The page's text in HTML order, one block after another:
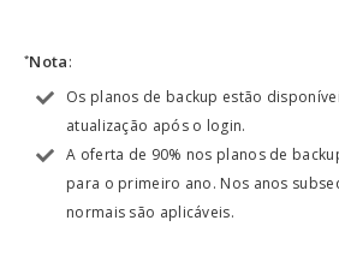
*Nota:
Os planos de backup estão
atualização após o login.
A oferta de 90% nos planos de
para o primeiro ano. Nos anos
normais são aplicáveis.